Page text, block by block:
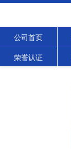
公司首页
荣誉认证